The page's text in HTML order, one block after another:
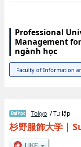
Professional
Management
ngành học
Faculty of Information
Tokyo / Tư lập
杉野服飾大学|